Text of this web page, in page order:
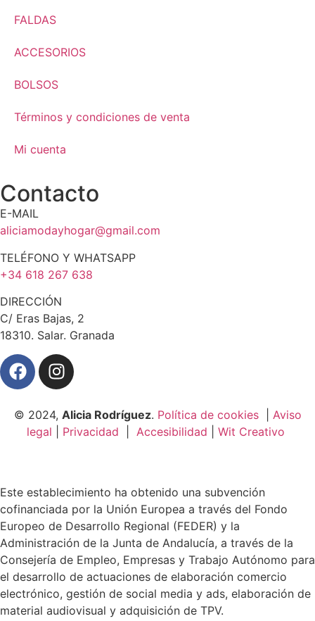
FALDAS
ACCESORIOS
BOLSOS
Términos y condiciones de venta
Mi cuenta
Contacto
E-MAIL
aliciamodayhogar@gmail.com
TELÉFONO Y WHATSAPP
+34 618 267 638
DIRECCIÓN
C/ Eras Bajas, 2
18310. Salar. Granada
© 2024, Alicia Rodríguez. Política de cookies| Aviso
legal
Privacidad Accesibilidad Wit Creativo
Este establecimiento ha obtenido una subvención
cofinanciada por la Unión Europea a través del Fondo
Europeo de Desarrollo Regional (FEDER) y la
Administración de la Junta de Andalucía, a través de la
Consejería de Empleo, Empresas y Trabajo Autónomo para
el desarrollo de actuaciones de elaboración comercio
electrónico, gestión de social media y ads, elaboración de
material audiovisual y adquisición de TPV.